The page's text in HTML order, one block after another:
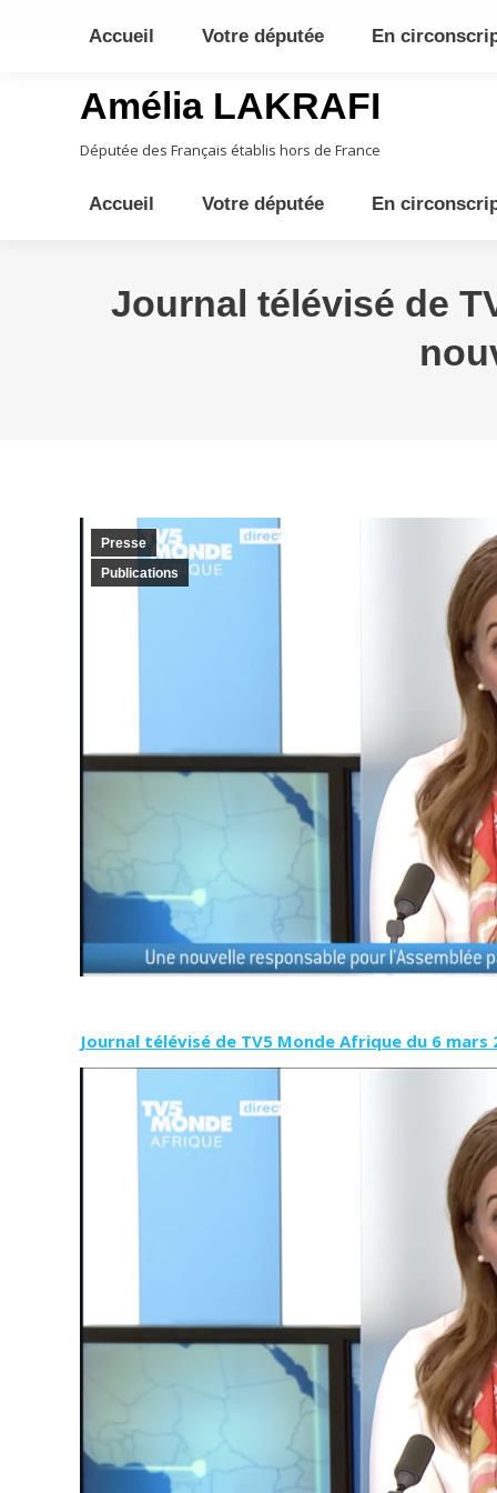
Amélia LAKRAFI
Députée des Français établis hors de France
Accueil Votre députée En
Journal télévisé de
Presse
Publications
Journal télévisé de TV5 Monde Afrique du 6 mars
Accueil Votre députée En